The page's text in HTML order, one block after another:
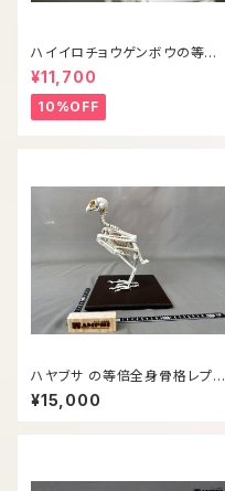
ハイイロチョウゲンボウの等倍
全身骨格レプリカ
¥11,700
10%OFF
ハヤブサ の等倍全身骨格レプリ
カ
¥15,000